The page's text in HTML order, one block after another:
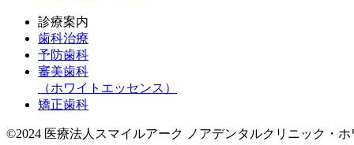
診療案内
歯科治療
予防歯科
審美歯科
（ホワイトエッセンス）
矯正歯科
©2024 医療法人スマイルアーク ノアデンタルクリニック・